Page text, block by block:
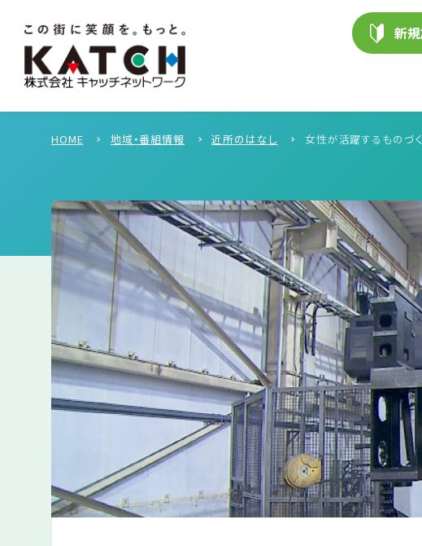
新
HOME 地域・番組情報 近所のはなし 女性が活躍するものづ